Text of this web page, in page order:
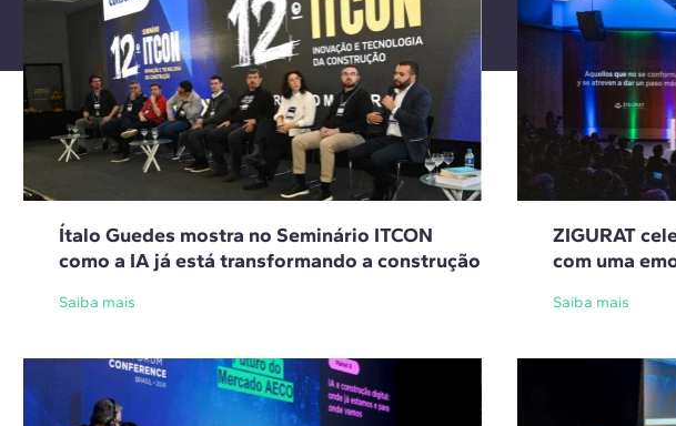
Ítalo Guedes mostra no Seminário ITCON
como a IA já está transformando a construção
Saiba mais
ZIGURAT
com uma
Saiba mais